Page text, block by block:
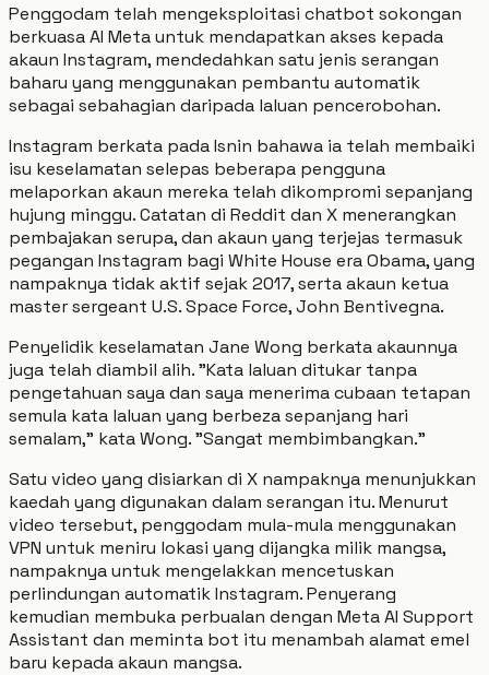
Penggodam telah mengeksploitasi chatbot sokongan
berkuasa AI Meta untuk mendapatkan akses kepada
akaun Instagram, mendedahkan satu jenis serangan
baharu yang menggunakan pembantu automatik
sebagai sebahagian daripada laluan pencerobohan.
Instagram berkata pada Isnin bahawa ia telah membaiki
isu keselamatan selepas beberapa pengguna
melaporkan akaun mereka telah dikompromi sepanjang
hujung minggu. Catatan di Reddit dan X menerangkan
pembajakan serupa, dan akaun yang terjejas termasuk
pegangan Instagram bagi White House era Obama, yang
nampaknya tidak aktif sejak 2017, serta akaun ketua
master sergeant U.S. Space Force, John Bentivegna.
Penyelidik keselamatan Jane Wong berkata akaunnya
juga telah diambil alih. "Kata laluan ditukar tanpa
pengetahuan saya dan saya menerima cubaan tetapan
semula kata laluan yang berbeza sepanjang hari
semalam," kata Wong. "Sangat membimbangkan."
Satu video yang disiarkan di X nampaknya menunjukkan
kaedah yang digunakan dalam serangan itu. Menurut
video tersebut, penggodam mula-mula menggunakan
VPN untuk meniru lokasi yang dijangka milik mangsa,
nampaknya untuk mengelakkan mencetuskan
perlindungan automatik Instagram. Penyerang
kemudian membuka perbualan dengan Meta AI Support
Assistant dan meminta bot itu menambah alamat emel
baru kepada akaun mangsa.